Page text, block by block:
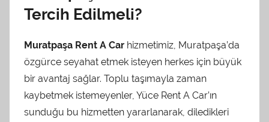
Tercih Edilmeli?
Muratpaşa Rent A Car hizmetimiz, Muratpaşa’da
özgürce seyahat etmek isteyen herkes için büyük
bir avantaj sağlar. Toplu taşımayla zaman
kaybetmek istemeyenler, Yüce Rent A Car’ın
sunduğu bu hizmetten yararlanarak, diledikleri